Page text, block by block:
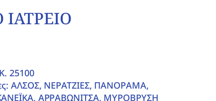
25100
ΑΛΣΟΣ, ΝΕΡΑΤΖΙΕΣ, ΠΑΝΟΡΑΜΑ,
ΑΡΡΑΒΩΝΙΤΣΑ, ΜΥΡΟΒΡΥΣΗ